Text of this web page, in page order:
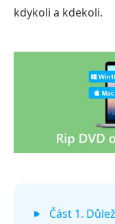
kdykoli a kdekoli.
Část 1.